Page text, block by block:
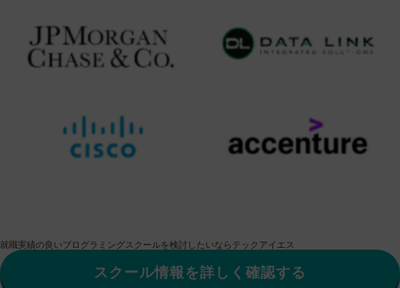
就職実績の良いプログラミングスクールを検討したいならテックアイエス
スクール情報を詳しく確認する